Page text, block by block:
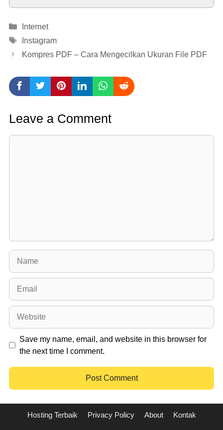
Categories
Internet
Tags
Instagram
Kompres PDF – Cara Mengecilkan Ukuran File PDF
Leave a Comment
Comment
Name
Email
Website
Save my name, email, and website in this browser for
the next time I comment.
Hosting Terbaik Privacy Policy About Kontak